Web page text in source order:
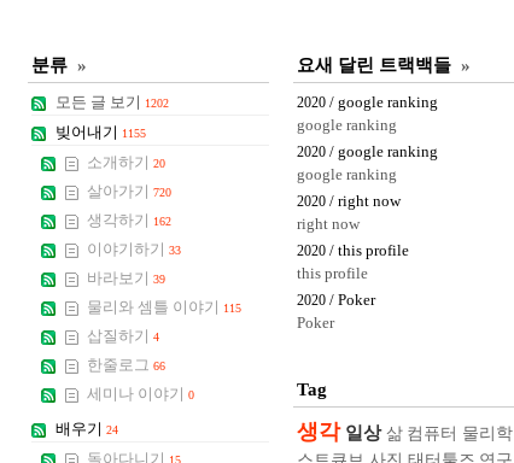
분류 »
모든 글 보기 1202
빚어내기 1155
소개하기 20
살아가기 720
생각하기 162
이야기하기 33
바라보기 39
물리와 셈틀 이야기 115
삽질하기 4
한줄로그 66
세미나 이야기 0
배우기 24
돌아다니기 15
요새 달린 트랙백들 »
2020 / google ranking
google ranking
2020 / google ranking
google ranking
2020 / right now
right now
2020 / this profile
this profile
2020 / Poker
Poker
Tag
생각 일상 삶 컴퓨터 물리학